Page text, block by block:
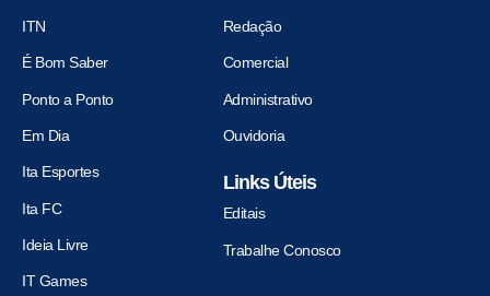
ITN
É Bom Saber
Ponto a Ponto
Em Dia
Ita Esportes
Ita FC
Ideia Livre
IT Games
Redação
Comercial
Administrativo
Ouvidoria
Links Úteis
Editais
Trabalhe Conosco